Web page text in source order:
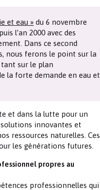
et eau » du 6 novembre
l’an 2000 avec des
Dans ce second
nous ferons le point sur la
tant sur le plan
la forte demande en eau et
et dans la lutte pour un
solutions innovantes et
ressources naturelles. Ces
les générations futures.
propres au
professionnelles qui